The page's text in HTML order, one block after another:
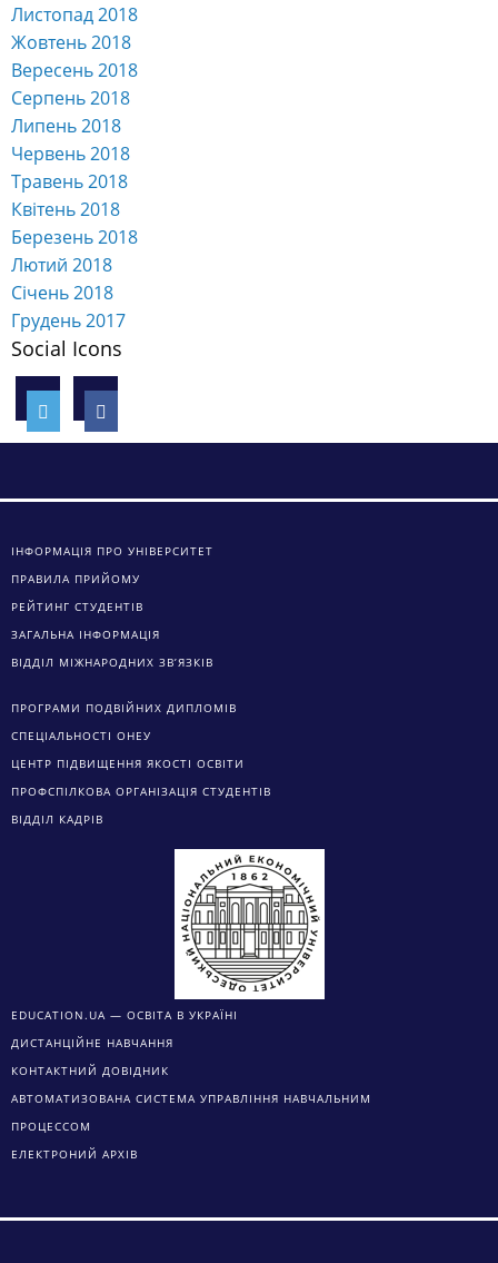
Листопад 2018
Жовтень 2018
Вересень 2018
Серпень 2018
Липень 2018
Червень 2018
Травень 2018
Квітень 2018
Березень 2018
Лютий 2018
Січень 2018
Грудень 2017
Social Icons
ІНФОРМАЦІЯ ПРО УНІВЕРСИТЕТ
ПРАВИЛА ПРИЙОМУ
РЕЙТИНГ СТУДЕНТІВ
ЗАГАЛЬНА ІНФОРМАЦІЯ
ВІДДІЛ МІЖНАРОДНИХ ЗВ’ЯЗКІВ
ПРОГРАМИ ПОДВІЙНИХ ДИПЛОМІВ
СПЕЦІАЛЬНОСТІ ОНЕУ
ЦЕНТР ПІДВИЩЕННЯ ЯКОСТІ ОСВІТИ
ПРОФСПІЛКОВА ОРГАНІЗАЦІЯ СТУДЕНТІВ
ВІДДІЛ КАДРІВ
EDUCATION.UA — ОСВІТА В УКРАЇНІ
ДИСТАНЦІЙНЕ НАВЧАННЯ
КОНТАКТНИЙ ДОВІДНИК
АВТОМАТИЗОВАНА СИСТЕМА УПРАВЛІННЯ НАВЧАЛЬНИМ
ПРОЦЕССОМ
ЕЛЕКТРОНИЙ АРХІВ